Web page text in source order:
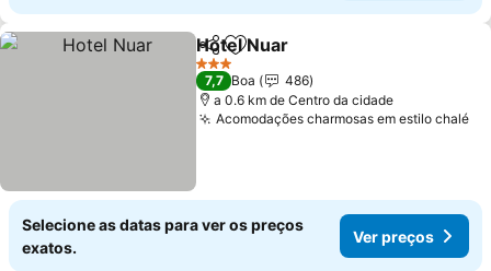
PartilharAdicionar aos favoritos
Hotel Nuar
3 Estrelas
7,7 Boa
486
a 0.6 km de Centro da cidade
Acomodações charmosas em estilo chalé
Selecione as datas para ver os preços
exatos.
Ver preços